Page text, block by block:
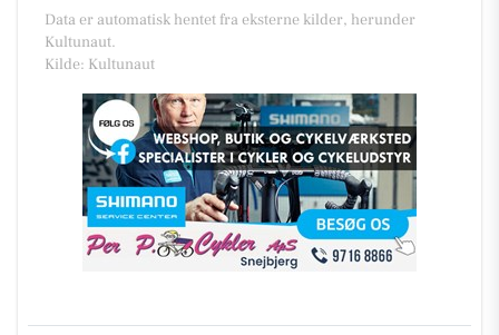
Data er automatisk hentet fra eksterne kilder, herunder
Kultunaut.
Kilde: Kultunaut